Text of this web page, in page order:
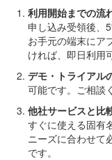
利用開始までの流
申し込み受領後、
お手元の端末にア
ければ、即日利用
デモ・トライアル
可能です。ご相談
他社サービスと比
すぐに使える固有
ニーズに合わせて
です。